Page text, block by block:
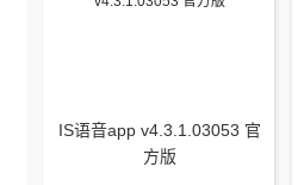
IS语音app v4.3.1.03053 官
方版